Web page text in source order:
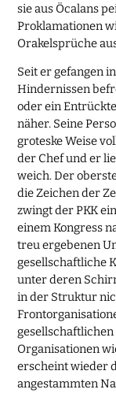
sie aus Öcalans
Proklamationen
Orakelsprüche
Seit er gefangen
Hindernissen
oder ein
näher. Seine
groteske Weise
der Chef und er
weich. Der
die Zeichen der
zwingt der PKK
einem Kongress
treu ergebenen
gesellschaftliche
unter deren
in der Struktur
gesellschaftlichen
Organisationen
erscheint wieder
angestammten